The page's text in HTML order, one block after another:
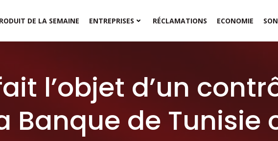
DE LA SEMAINE ENTREPRISES RÉCLAMATIONS ECONOMIE
l’objet d’un
Banque de Tunisie